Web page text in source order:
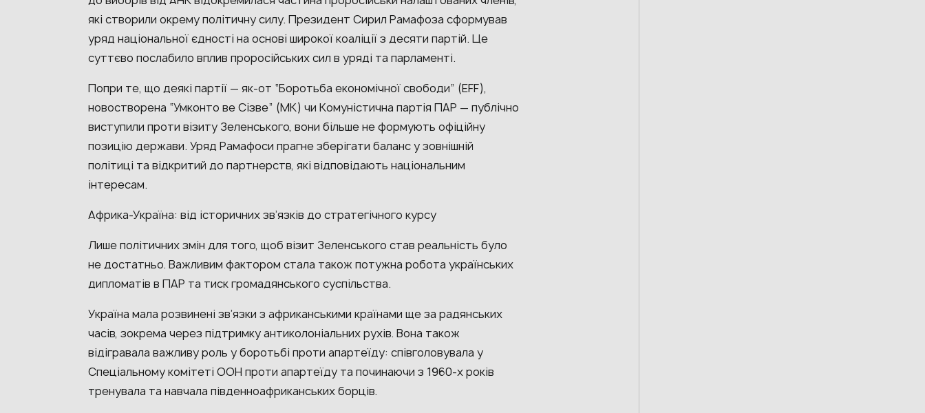
які створили окрему політичну силу. Президент Сирил Рамафоза сформував
уряд національної єдності на основі широкої коаліції з десяти партій. Це
суттєво послабило вплив проросійських сил в уряді та парламенті.
Попри те, що деякі партії — як-от “Боротьба економічної свободи” (EFF),
новостворена “Умконто ве Сізве” (MK) чи Комуністична партія ПАР — публічно
виступили проти візиту Зеленського, вони більше не формують офіційну
позицію держави. Уряд Рамафоси прагне зберігати баланс у зовнішній
політиці та відкритий до партнерств, які відповідають національним
інтересам.
Африка-Україна: від історичних зв’язків до стратегічного курсу
Лише політичних змін для того, щоб візит Зеленського став реальність було
не достатньо. Важливим фактором стала також потужна робота українських
дипломатів в ПАР та тиск громадянського суспільства.
Україна мала розвинені зв’язки з африканськими країнами ще за радянських
часів, зокрема через підтримку антиколоніальних рухів. Вона також
відігравала важливу роль у боротьбі проти апартеїду: співголовувала у
Спеціальному комітеті ООН проти апартеїду та починаючи з 1960-х років
тренувала та навчала південноафриканських борців.